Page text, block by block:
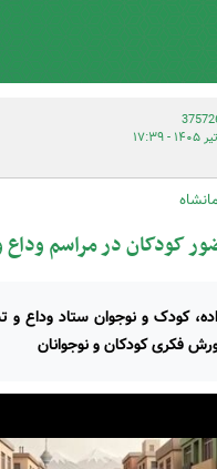
کودکان در مراسم
کودک و نوجوان ستاد وداع و
فکری کودکان و نوجوانان